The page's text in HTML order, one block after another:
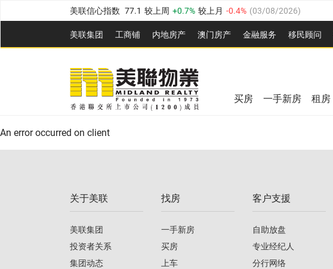
美联信心指数 77.1 较上周 0.7% 较上月 -0.4% (03/08/2026)
全港指数 149.1 较上周 0% 较上月 0.4% ( 03/08/2026
港岛指数 157.4 较上周 -0.3% 较上月 -0.8% (03/08/2026)
九龙指数 156.4 较上周 -0.1% 较上月
新界指数 134.8 较上周 0.1% 较上月 03/08/2026
美联信心指数 77.1 较上周 0.7% 较上月
美联集团 工商铺 内地房产 澳⻔房产 金融服务 移民顾问
全港指数 149.1 较上周 0% 较上月
美联信心指数 较上周 0.7% 03/08/2026
买房 一手新房 租房
An error occurred on client
关于美联
美联集团
投资者关系
集团动态
找房
一手新房
买房
上车
客户支援
自助放盘
专业经纪人
分行网络